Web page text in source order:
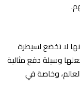
لا تخضع لسيطرة
وسيلة دفع مثالية
وخاصة في